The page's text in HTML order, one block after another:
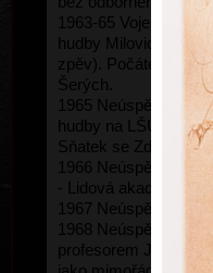
1963-65 Vojenská
hudby Milovice
zpěv). Počátek
Šerých.
1965 Neúspěšná
hudby na LŠU,
Sňatek se Zdenkou
1966 Neúspěšná
- Lidová akademie
1967 Neúspěšná
1968 Neúspěšná
profesorem Janem